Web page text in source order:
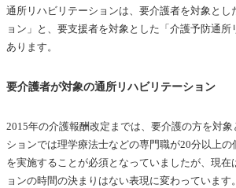
通所リハビリテーションは、要介護者を対象とし
ョン」と、要支援者を対象とした「介護予防通
あります。
要介護者が対象の通所リハビリテーション
2015年の介護報酬改定までは、要介護の方を対
ションでは理学療法士などの専門職が20分以上
を実施することが必須となっていましたが、現在
ョンの時間の決まりはない表現に変わっていま